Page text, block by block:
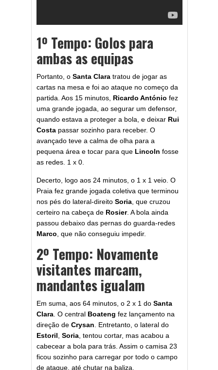
1º Tempo: Golos para
ambas as equipas
Portanto, o Santa Clara tratou de jogar as
cartas na mesa e foi ao ataque no começo da
partida. Aos 15 minutos, Ricardo António fez
uma grande jogada, ao segurar um defensor,
quando estava a proteger a bola, e deixar Rui
Costa passar sozinho para receber. O
avançado teve a calma de olha para a
pequena área e tocar para que Lincoln fosse
as redes. 1 x 0.
Decerto, logo aos 24 minutos, o 1 x 1 veio. O
Praia fez grande jogada coletiva que terminou
nos pés do lateral-direito Soria , que cruzou
certeiro na cabeça de Rosier. A bola ainda
passou debaixo das pernas do guarda-redes
Marco , que não conseguiu impedir.
2º Tempo: Novamente
visitantes marcam,
mandantes igualam
Em suma, aos 64 minutos, o 2 x 1 do Santa
Clara . O central Boateng fez lançamento na
direção de Crysan . Entretanto, o lateral do
Estoril Soria , tentou cortar, mas acabou a
cabecear a bola para trás. Assim o camisa 23
ficou sozinho para carregar por todo o campo
de ataque, até chutar na baliza.